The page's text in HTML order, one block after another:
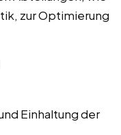
zur Optimierung
Einhaltung der